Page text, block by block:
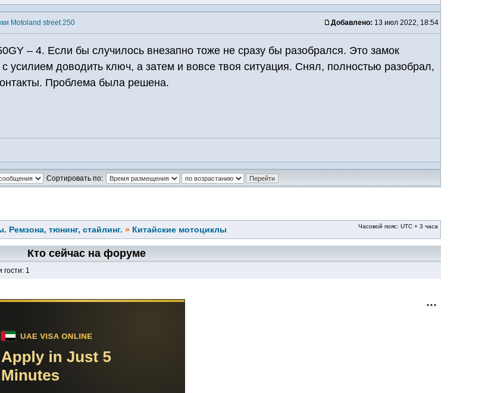
Motoland street 250 Добавлено: 13 июл 2022, 18:54
– 4. Если бы случилось внезапно тоже не сразу бы разобрался. Это замок
усилием доводить ключ, а затем и вовсе твоя ситуация. Снял, полностью разобрал,
Проблема была решена.
Сортировать по:
тюнинг, стайлинг. » Китайские мотоциклы Часовой пояс: UTC + 3 часа
Кто сейчас на форуме
1